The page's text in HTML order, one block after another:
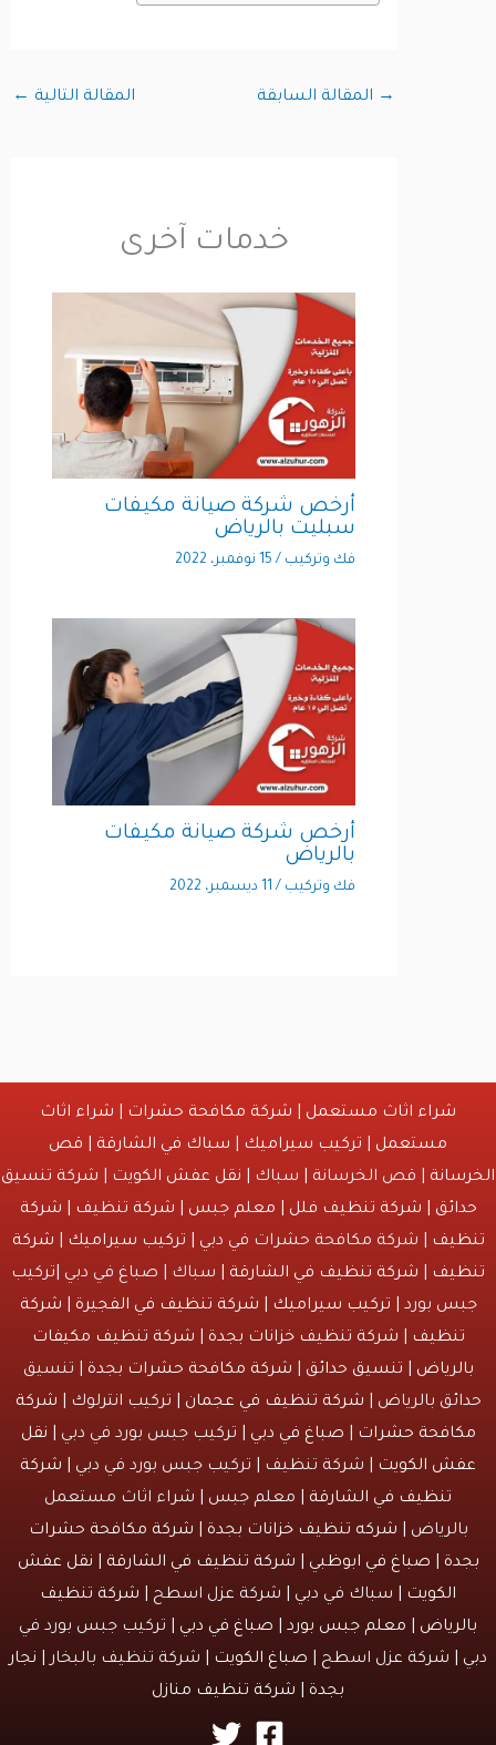
المقالة السابقة المقالة التالية←
خدمات آخرى
أرخص شركة صيانة مكيفات
سبليت بالرياض
فك وتركيب/15 نوفمبر، 2022
أرخص شركة صيانة مكيفات
بالرياض
فك وتركيب/11 ديسمبر، 2022
شراء اثاث مستعمل|شركة مكافحة حشرات|شراء اثاث
مستعمل|تركيب سيراميك|سباك في الشارقة|قص
| قص الخرسانة | سباك |نقل عفش الكويت|شركة تنسيق
|شركة تنظيف فلل |معلم جبس|شركة تنظيف|شركة
| شركة مكافحة حشرات في دبي |تركيب سيراميك|شركة
|شركة تنظيف في الشارقة| سباك | صباغ في دبي |تركيب
بورد |تركيب سيراميك|شركة تنظيف في الفجيرة|شركة
|شركة تنظيف خزانات بجدة|شركة تنظيف مكيفات
|تنسيق حدائق|شركة مكافحة حشرات بجدة| تنسيق
بالرياض |شركة تنظيف في عجمان| تركيب انترلوك |شركة
حشرات|صباغ في دبي| تركيب جبس بورد في دبي |نقل
الكويت| شركة تنظيف | تركيب جبس بورد في دبي |شركة
تنظيف في الشارقة| معلم جبس | شراء اثاث مستعمل
|شركه تنظيف خزانات بجدة|شركة مكافحة حشرات
|صباغ في ابوظبي|شركة تنظيف في الشارقة|نقل عفش
الكويت| سباك في دبي | شركة عزل اسطح |شركة تنظيف
|معلم جبس بورد|صباغ في دبي| تركيب جبس بورد في
| شركة عزل اسطح |صباغ الكويت| شركة تنظيف بالبخار |نجار
|شركة تنظيف منازل